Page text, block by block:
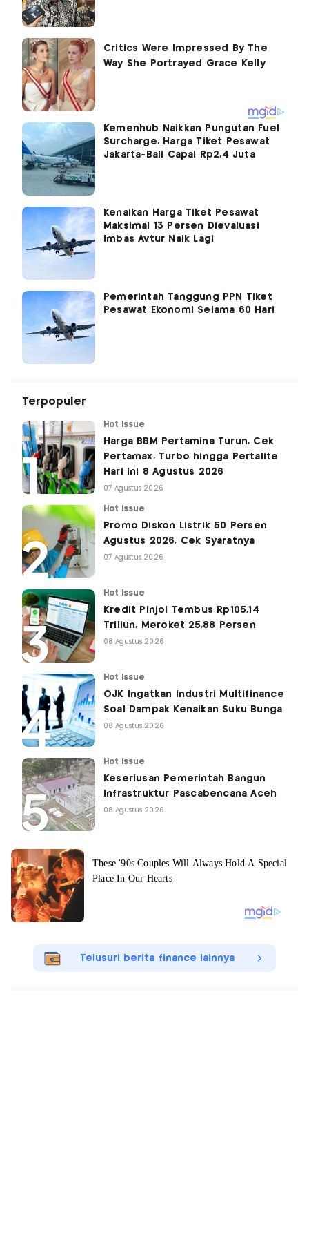
Kemenhub Naikkan Pungutan Fuel
Surcharge, Harga Tiket Pesawat
Jakarta-Bali Capai Rp2,4 Juta
Kenaikan Harga Tiket Pesawat
Maksimal 13 Persen Dievaluasi
Imbas Avtur Naik Lagi
Pemerintah Tanggung PPN Tiket
Pesawat Ekonomi Selama 60 Hari
Terpopuler
Hot Issue
Harga BBM Pertamina Turun, Cek
Pertamax, Turbo hingga Pertalite
Hari Ini 8 Agustus 2026
07 Agustus 2026
Hot Issue
Promo Diskon Listrik 50 Persen
Agustus 2026, Cek Syaratnya
07 Agustus 2026
Hot Issue
Kredit Pinjol Tembus Rp105,14
Triliun, Meroket 25,88 Persen
08 Agustus 2026
Hot Issue
OJK Ingatkan Industri Multifinance
Soal Dampak Kenaikan Suku Bunga
08 Agustus 2026
Hot Issue
Keseriusan Pemerintah Bangun
Infrastruktur Pascabencana Aceh
08 Agustus 2026
Telusuri berita finance lainnya